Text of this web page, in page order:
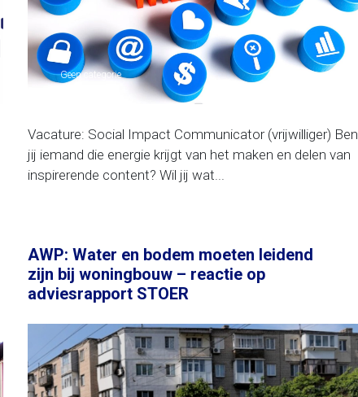
Geen categorie
Vacature: Social Impact Communicator (vrijwilliger) Ben
jij iemand die energie krijgt van het maken en delen van
inspirerende content? Wil jij wat...
AWP: Water en bodem moeten leidend
zijn bij woningbouw – reactie op
adviesrapport STOER